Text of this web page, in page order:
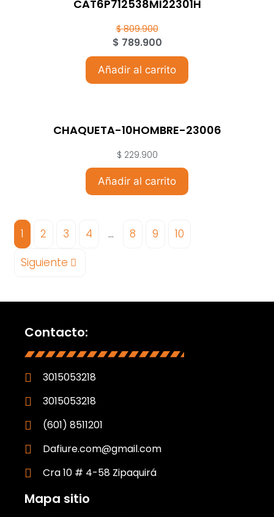
CAT6P712538MI22301H
$809.900
$ 789.900
Añadir al carrito
CHAQUETA-10HOMBRE-23006
$ 229.900
Añadir al carrito
1 2 3 4 … 8 9
10
Siguiente
Contacto:
3015053218
3015053218
(601) 8511201
Dafiure.com@gmail.com
Cra 10 # 4-58 Zipaquirá
Mapa sitio